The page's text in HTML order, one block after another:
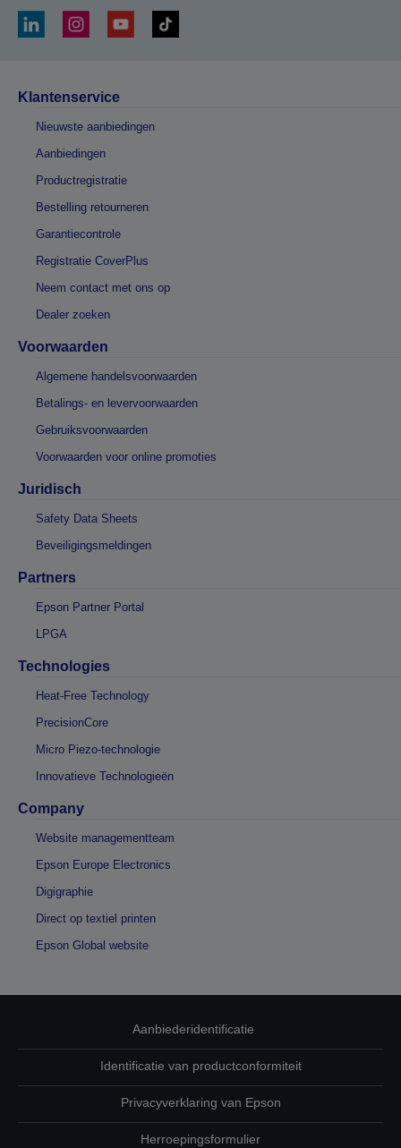
Klantenservice
Nieuwste aanbiedingen
Aanbiedingen
Productregistratie
Bestelling retourneren
Garantiecontrole
Registratie CoverPlus
Neem contact met ons op
Dealer zoeken
Voorwaarden
Algemene handelsvoorwaarden
Betalings- en levervoorwaarden
Gebruiksvoorwaarden
Voorwaarden voor online promoties
Juridisch
Safety Data Sheets
Beveiligingsmeldingen
Partners
Epson Partner Portal
LPGA
Technologies
Heat-Free Technology
PrecisionCore
Micro Piezo-technologie
Innovatieve Technologieën
Company
Website managementteam
Epson Europe Electronics
Digigraphie
Direct op textiel printen
Epson Global website
Aanbiederidentificatie
Identificatie van productconformiteit
Privacyverklaring van Epson
Herroepingsformulier